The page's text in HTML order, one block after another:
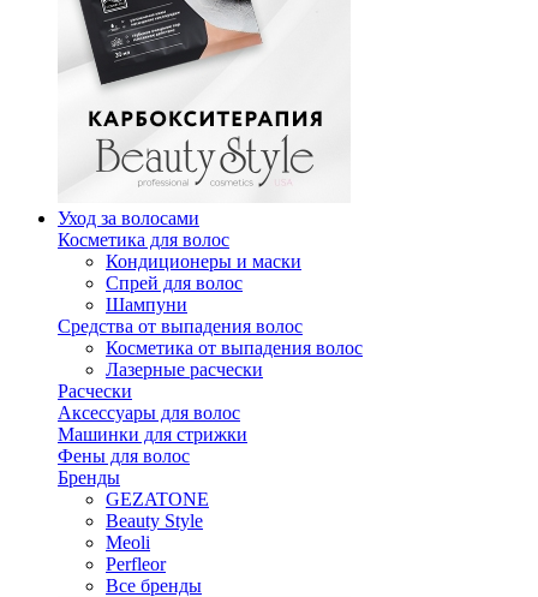
Уход за волосами
Косметика для волос
Кондиционеры и маски
Спрей для волос
Шампуни
Средства от выпадения волос
Косметика от выпадения волос
Лазерные расчески
Расчески
Аксессуары для волос
Машинки для стрижки
Фены для волос
Бренды
GEZATONE
Beauty Style
Meoli
Perfleor
Все бренды